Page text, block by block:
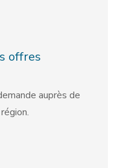
offres
auprès de